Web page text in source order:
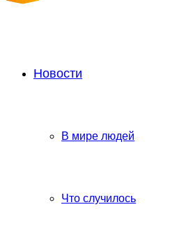
Новости
В мире людей
Что случилось